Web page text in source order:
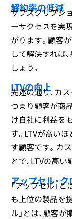
解約率の低減
サブスクリプシ
ーサクセスを実
がります。顧客
して解決すれば
しょう。
LTVの向上
先述の通り、カ
つまり顧客が商
け自社に利益を
す。LTVが高い
す顧客です。カ
とで、LTVの高
アップセル・
「アップセル」
も上位の製品を
ル」とは、顧客